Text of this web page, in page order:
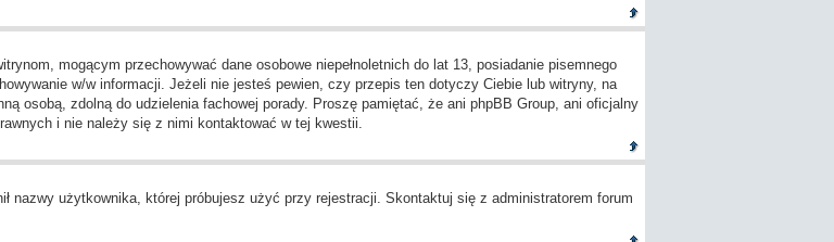
mogącym przechowywać dane osobowe niepełnoletnich do lat 13, posiadanie pisemnego
w/w informacji. Jeżeli nie jesteś pewien, czy przepis ten dotyczy Ciebie lub witryny, na
osobą, zdolną do udzielenia fachowej porady. Proszę pamiętać, że ani phpBB Group, ani oficjalny
i nie należy się z nimi kontaktować w tej kwestii.
nazwy użytkownika, której próbujesz użyć przy rejestracji. Skontaktuj się z administratorem forum